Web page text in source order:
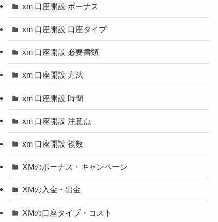
xm 口座開設 ボーナス
xm 口座開設 口座タイプ
xm 口座開設 必要書類
xm 口座開設 方法
xm 口座開設 時間
xm 口座開設 注意点
xm 口座開設 複数
XMのボーナス・キャンペーン
XMの入金・出金
XMの口座タイプ・コスト